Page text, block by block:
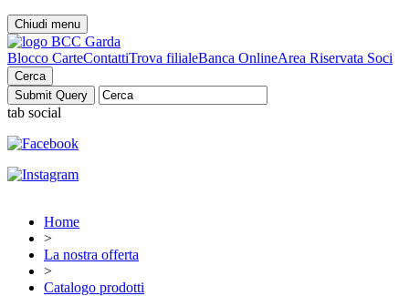
Chiudi menu
Blocco CarteContattiTrova filialeBanca OnlineArea Riservata Soci
Cerca
tab social
Home
>
La nostra offerta
>
Catalogo prodotti